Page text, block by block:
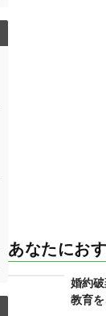
あなたにお
婚約
教育